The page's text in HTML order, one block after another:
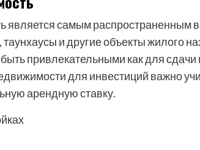
самым распространенным
и другие объекты жилого
привлекательными как для
для инвестиций важно
арендную ставку.